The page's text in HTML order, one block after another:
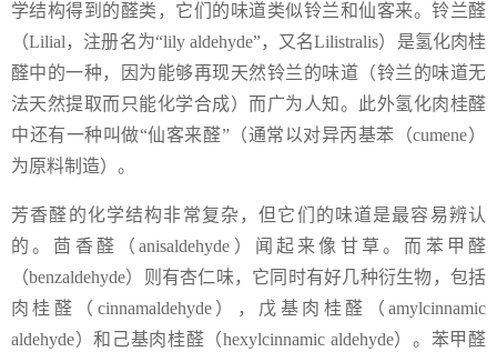
学结构得到的醛类，它们的味道类似铃兰和仙客来。铃兰醛
（Lilial，注册名为“lily aldehyde”，又名Lilistralis）是氢化肉桂
醛中的一种，因为能够再现天然铃兰的味道（铃兰的味道无
法天然提取而只能化学合成）而广为人知。此外氢化肉桂醛
中还有一种叫做“仙客来醛”（通常以对异丙基苯（cumene）
为原料制造）。
芳香醛的化学结构非常复杂，但它们的味道是最容易辨认
的。茴香醛（anisaldehyde）闻起来像甘草。而苯甲醛
（benzaldehyde）则有杏仁味，它同时有好几种衍生物，包括
肉桂醛（cinnamaldehyde），戊基肉桂醛（amylcinnamic
aldehyde）和己基肉桂醛（hexylcinnamic aldehyde）。苯甲醛